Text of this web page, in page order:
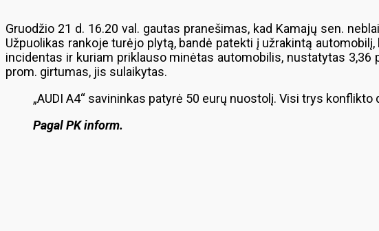
Gruodžio 21 d. 16.20 val. gautas pranešimas, kad Kamajų sen.
Užpuolikas rankoje turėjo plytą, bandė patekti į užrakintą
incidentas ir kuriam priklauso minėtas automobilis, nustatytas
prom. girtumas, jis sulaikytas.
„AUDI A4“ savininkas patyrė 50 eurų nuostolį. Visi trys
Pagal PK inform.